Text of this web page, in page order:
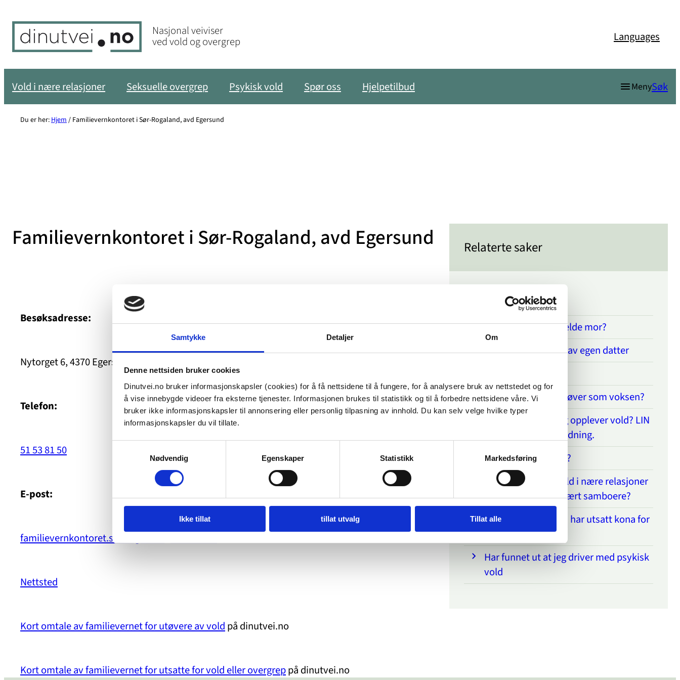
Samtykke Detaljer Om
Denne nettsiden bruker cookies
Dinutvei.no bruker informasjonskapsler (cookies) for å få nettsidene til å fungere, for å analysere bruk av nettstedet og for
å vise innebygde videoer fra eksterne tjenester. Informasjonen brukes til statistikk og til å forbedre nettsidene våre. Vi
bruker ikke informasjonskapsler til annonsering eller personlig tilpasning av innhold. Du kan selv velge hvilke typer
informasjonskapsler du vil tillate.
Nødvendig
Egenskaper Statistikk Markedsføring
Ikke tillat tillat utvalg Tillat alle
innhold
Nasjonal veiviser
ved vold og overgrep Languages
Vold i nære relasjoner Seksuelle overgrep Psykisk vold Spør oss Hjelpetilbud MenySøk
Du er her:Hjem/ Familievernkontoret i Sør-Rogaland, avd Egersund
Familievernkontoret i Sør-Rogaland, avd Egersund
Besøksadresse:
Nytorget 6, 4370 Egersund
Telefon:
51 53 81 50
E-post:
familievernkontoret.sor-rogaland@bufetat.no
Nettsted
Kort omtale av familievernet for utøvere av vold på dinutvei.no
Kort omtale av familievernet for utsatte for vold eller overgreppå dinutvei.no
Relaterte saker
Fortsettelsesvold
Er det mulig å anmelde mor?
Redd for å bli drept av egen datter
Utsatt som barn, utøver som voksen?
Er du innvandrer og opplever vold? LIN
kan gi hjelp og veiledning.
What is dinutvei.no?
Gjelder §282 om vold i nære relasjoner
hvis man ikke har vært samboere?
Kollega fortalte han har utsatt kona for
psykisk vold
Har funnet ut at jeg driver med psykisk
vold